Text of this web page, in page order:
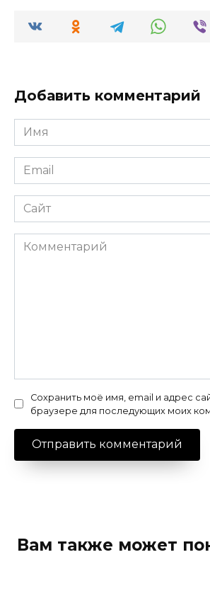
Добавить комментарий
Имя
*
Email
*
Сайт
Комментарий
Сохранить моё имя, email и адрес
браузере для последующих моих
Вам также может